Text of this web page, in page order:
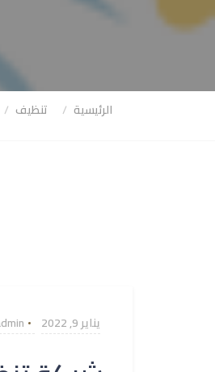
الرئيسية تنظيف
يناير 9, 2022